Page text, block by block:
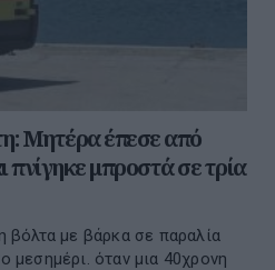
Μητέρα έπεσε από
μπροστά σε τρία
βόλτα με βάρκα σε παραλία
μεσημέρι. όταν μια 40χρονη